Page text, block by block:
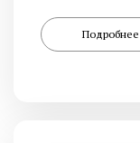
Подробнее